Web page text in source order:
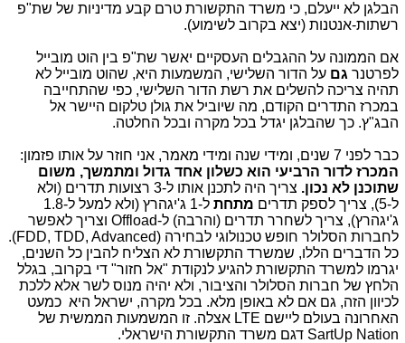
הבלגן לא ייעלם, כי משרד התקשורת טרם קבע מדיניות של שת"פ
רשתות-אנטנות (יצא בקרוב לשימוע).
אם הממונה על ההגבלים העסקיים יאשר שת"פ בין הוט מובייל
לפרטנר גם על הדור השלישי, המשמעות היא, שהוט מובייל לא
תהיה צריכה להשלים את רשת הדור השלישי, כפי שהתחייבה
במכרז התדרים הקודם, מה שיוביל את גולן טלקום היישר אל
הבג"ץ. כך שהבלגן יגדל בכל מקרה ובכל החלטה.
כבר לפני 7 שנים, ומידי שנה ומידי מאמר, אני חוזר על אותו פזמון:
המכרז לדור הרביעי הוא כשלון אחד גדול ומתמשך, משום
שתוכנן לא נכון.
צריך היה לתכנן אותו ל-3 רצועות תדרים (ולא
ל-5), צריך לספק תדרים
מתחת
ל-1 ג'יגהרץ (ולא למעל ל-1.8
ג'יגהרץ), צריך לשחרר תדרים (והרבה) ל-Offload וצריך לאפשר
לחברות הסלולר חופש טכנולוגי לבחירה (FDD, TDD, Advanced).
כל הדברים הללו, שמשרד התקשורת לא הצליח להבין כל השנים,
יגרמו למשרד התקשורת להגיע לנקודת "אל חזור" די בקרוב, בגלל
הלחץ של חברות הסלולר והציבור, ולא יהיה מנוס לשר אלא ללכת
לכיוון הזה, גם אם לא באופן מלא. בכל מקרה, ישראל היא כמעט
האחרונה בעולם ליישם LTE אצלה. זו המשמעות הממשית של
SartUp Nation דגם משרד התקשורת הישראלי.